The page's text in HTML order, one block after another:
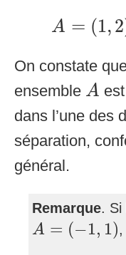
A = (1,2
A 1, )
On constate
ensemble A
A
dans l’une des
séparation,
général.
Remarque. Si
A = (−1, 1)
A 1 ,1)